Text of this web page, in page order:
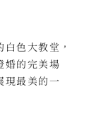
色大教堂，
婚的完美場
現最美的一